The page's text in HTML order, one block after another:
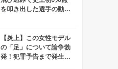
を叩き出した選手の動画
【炎上】この女性モデル
の「足」について論争勃
発！犯罪予告まで発生す